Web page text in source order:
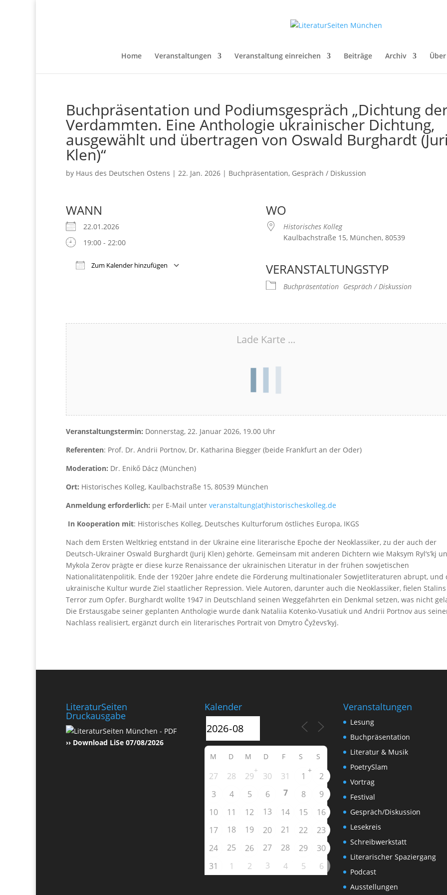
Home Veranstaltungen Veranstaltung einreichen Beiträge Archiv
Buchpräsentation und Podiumsgespräch „Dichtung
Verdammten. Eine Anthologie ukrainischer Dichtung,
ausgewählt und übertragen von Oswald Burghardt
Klen)“
by Haus des Deutschen Ostens | 22. Jan. 2026 | Buchpräsentation, Gespräch / Diskussion
WANN
22.01.2026
19:00 - 22:00
Zum Kalender hinzufügen
WO
Historisches Kolleg
Kaulbachstraße 15, München, 80539
VERANSTALTUNGSTYP
Buchpräsentation Gespräch / Diskussion
Lade Karte ...
Veranstaltungstermin: Donnerstag, 22. Januar 2026, 19.00 Uhr
Referenten: Prof. Dr. Andrii Portnov, Dr. Katharina Biegger (beide Frankfurt an der Oder)
Moderation: Dr. Enikő Dácz (München)
Ort: Historisches Kolleg, Kaulbachstraße 15, 80539 München
Anmeldung erforderlich: per E-Mail unter veranstaltung(at)historischeskolleg.de
In Kooperation mit: Historisches Kolleg, Deutsches Kulturforum östliches Europa, IKGS
Nach dem Ersten Weltkrieg entstand in der Ukraine eine literarische Epoche der Neoklassiker, zu der auch der
Deutsch-Ukrainer Oswald Burghardt (Jurij Klen) gehörte. Gemeinsam mit anderen Dichtern wie Maksym Ryl‘s’kj
Mykola Zerov prägte er diese kurze Renaissance der ukrainischen Literatur in der frühen sowjetischen
Nationalitätenpolitik. Ende der 1920er Jahre endete die Förderung multinationaler Sowjetliteraturen abrupt, und
ukrainische Kultur wurde Ziel staatlicher Repression. Viele Autoren, darunter auch die Neoklassiker, fielen Stalins
Terror zum Opfer. Burghardt wollte 1947 in Deutschland seinen Weggefährten ein Denkmal setzen, was nicht
Die Erstausgabe seiner geplanten Anthologie wurde dank Nataliia Kotenko-Vusatiuk und Andrii Portnov aus
Nachlass realisiert, ergänzt durch ein literarisches Portrait von Dmytro Čyževs’kyj.
LiteraturSeiten
Druckausgabe
›› Download LiSe 07/08/2026
Kalender
M D M D F S S
27 28 29
+
30 31 1
+
2
3
4 5 6 7 8
9
10
11 12 13 14 15
16
17
18 19 20 21 22
23
24
25 26 27 28 29
30
31
1 2 3 4 5 6
Veranstaltungen
Lesung
Buchpräsentation
Literatur & Musik
PoetrySlam
Vortrag
Festival
Gespräch/Diskussion
Lesekreis
Schreibwerkstatt
Literarischer Spaziergang
Podcast
Ausstellungen